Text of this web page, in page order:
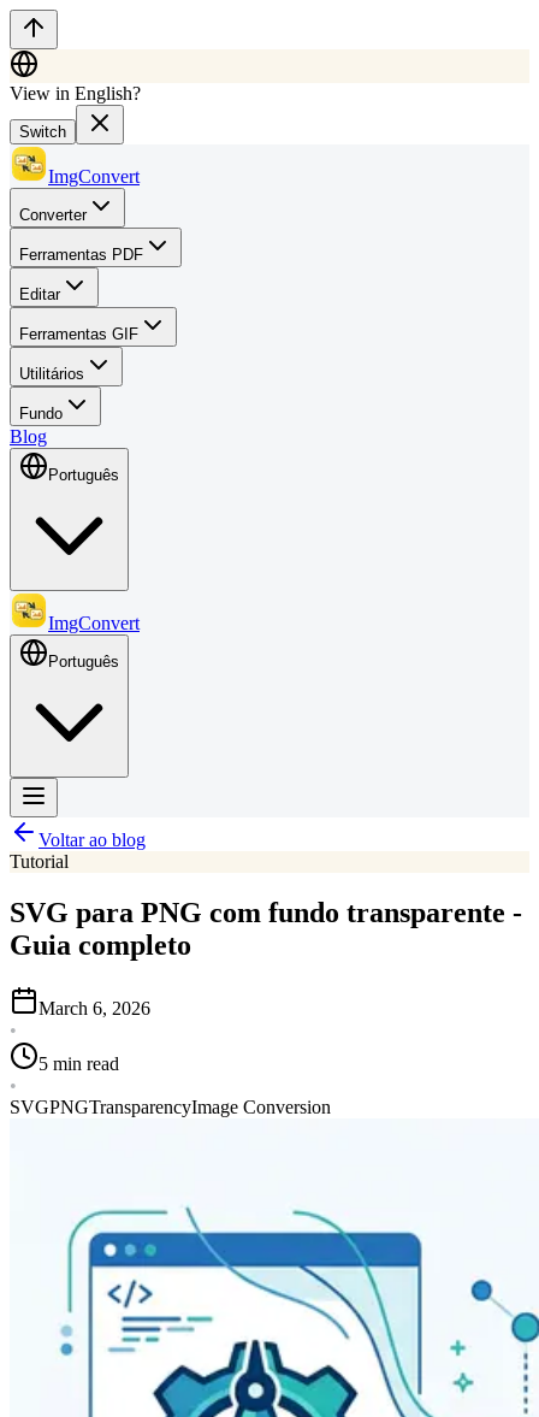
View in English?
Switch
ImgConvert
Converter
Ferramentas PDF
Editar
Ferramentas GIF
Utilitários
Fundo
Blog
Português
ImgConvert
Português
Voltar ao blog
Tutorial
SVG para PNG com fundo transparente -
Guia completo
March 6, 2026
•
5 min read
•
SVGPNGTransparencyImage Conversion